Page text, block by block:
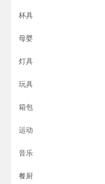
杯具
母婴
灯具
玩具
箱包
运动
音乐
餐厨